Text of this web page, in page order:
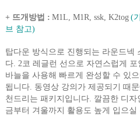
+ 뜨개방법 : M1L, M1R, ssk, K2tog (
브 참고)
탑다운 방식으로 진행되는 라운드넥
다. 2코 레글런 선으로 자연스럽게
바늘을 사용해 빠르게 완성할 수 있
됩니다. 동영상 강의가 제공되기 때
천드리는 패키지입니다. 깔끔한 디자
금부터 겨울까지 활용도 높게 입으실